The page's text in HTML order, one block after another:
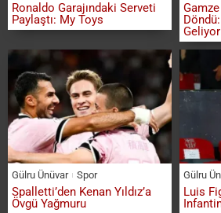
Ronaldo Garajındaki Serveti
Paylaştı: My Toys
Geliyor
Gülru Ünüvar Spor
Spalletti’den Kenan Yıldız’a
Övgü Yağmuru
Gülru
Luis